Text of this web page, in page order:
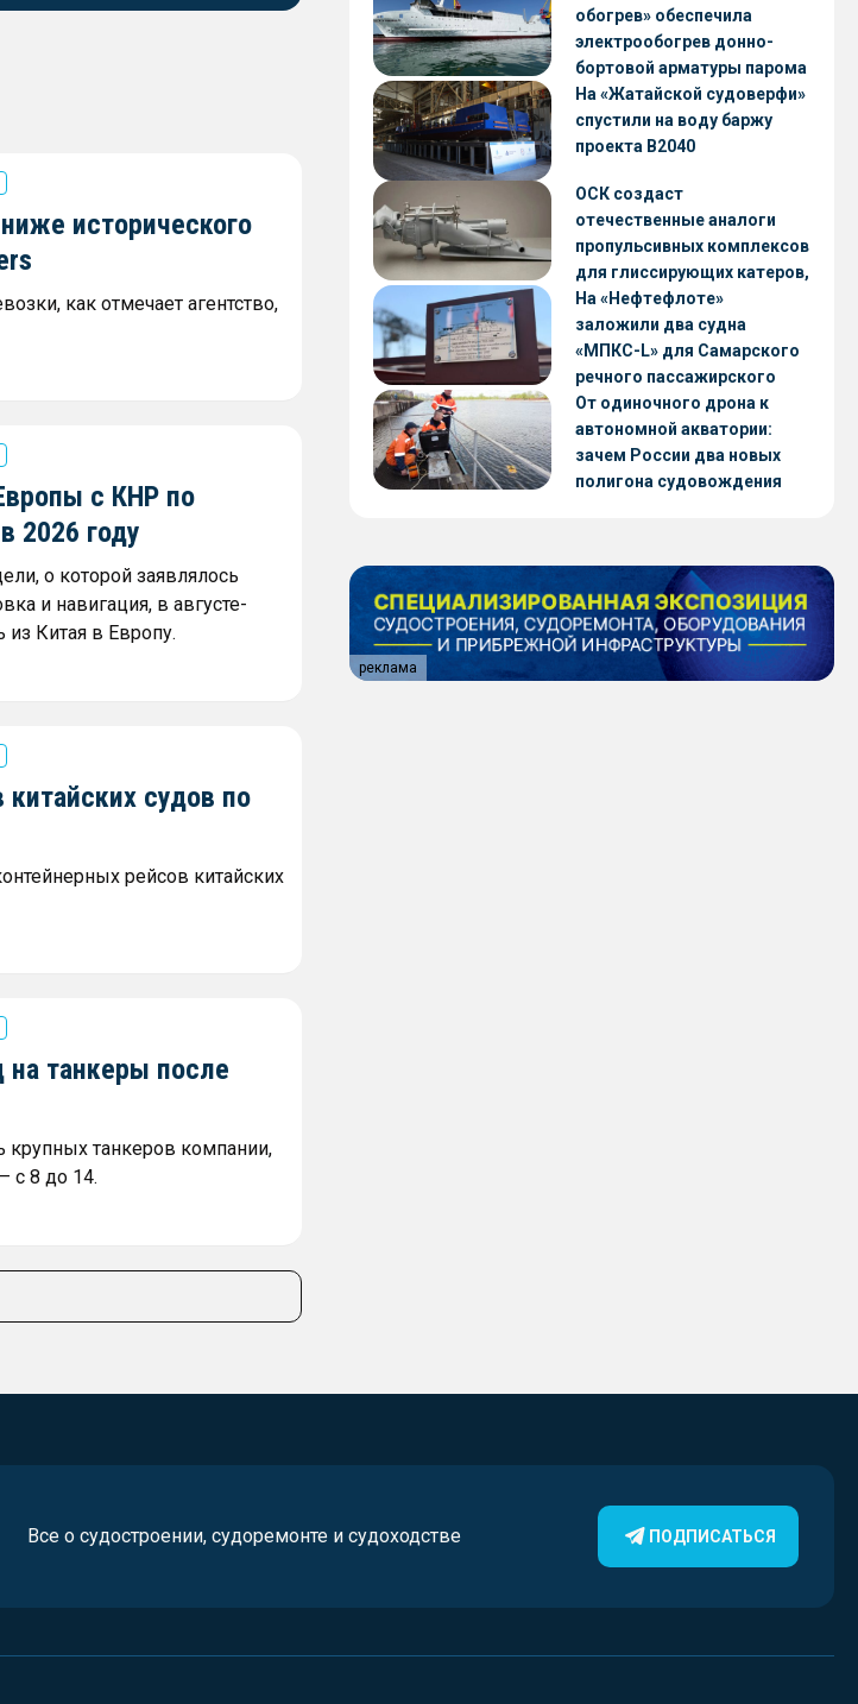
исторического
как отмечает агентство,
с КНР по
2026 году
о которой заявлялось
и навигация, в августе-
из Китая в Европу.
судов по
рейсов китайских
на танкеры после
крупных танкеров компании,
с 8 до 14.
обогрев» обеспечила
электрообогрев донно-
бортовой арматуры парома
«Петропавловск» проекта
CNF22
На «Жатайской судоверфи»
спустили на воду баржу
проекта В2040
ОСК создаст
отечественные аналоги
пропульсивных комплексов
для глиссирующих катеров,
скоростных судов и судов с
малой осадкой
На «Нефтефлоте»
заложили два судна
«МПКС-L» для Самарского
речного пассажирского
предприятия
От одиночного дрона к
автономной акватории:
зачем России два новых
полигона судовождения
реклама
Все о судостроении, судоремонте и судоходстве ПОДПИСАТЬСЯ